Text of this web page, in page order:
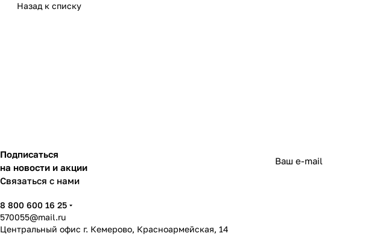
Назад к списку
Подписаться
на новости и акции
Связаться с нами
8 800 600 16 25
570055@mail.ru
Центральный офис г. Кемерово, Красноармейская, 14